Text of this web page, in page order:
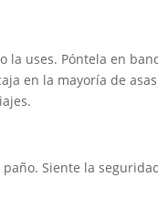
uses. Póntela en
en la mayoría de
Siente la